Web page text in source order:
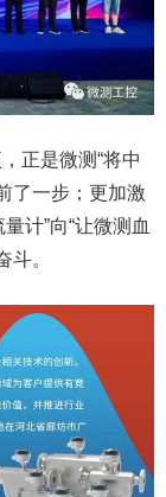
正是微测“将中
了一步；更加激
计”向“让微测血
斗。